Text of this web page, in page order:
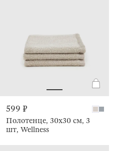
599 ₽
Полотенце, 30х30 см, 3
шт, Wellness